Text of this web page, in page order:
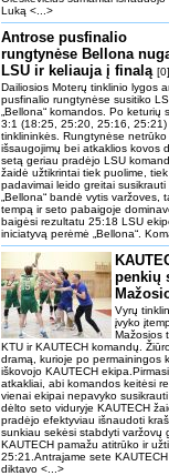
Luką <...>
Antrose pusfinalio
rungtynėse Bellona
LSU ir keliauja į finalą [0]
Dailiosios Moterų tinklinio lygos
pusfinalio rungtynėse susitiko
„Bellona“ komandos. Po
3:1 (18:25, 25:20, 25:16, 25:21)
tinklininkės. Rungtynėse
išsaugojimų bei atkaklios kovos
setą geriau pradėjo LSU
žaidė užtikrintai tiek puolime,
padavimai leido greitai
„Bellona“ bandė vytis varžoves,
tempą ir seto pabaigoje
baigėsi rezultatu 25:18 LSU
iniciatyvą perėmė „Bellona“.
penkių
Vyrų
įvyko
Mažosios
KTU ir KAUTECH komandų.
dramą, kurioje po permainingos
iškovojo KAUTECH
atkakliai, abi komandos keitėsi
vienai ekipai nepavyko
dėlto seto viduryje KAUTECH
pradėjo efektyviau išnaudoti
sunkiau sekėsi stabdyti varžovų
KAUTECH pamažu atitrūko ir
25:21.Antrajame sete
diktavo <...>